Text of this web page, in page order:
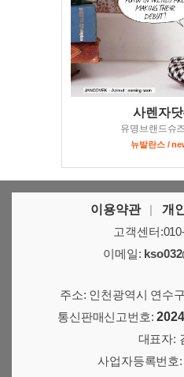
사렌자닷
유명브랜드슈
뉴발란스 /
이용약관 |
개
고객센터
이메일:
주소: 인천광역시 연수
통신판매신고번호:
대표자:
사업자등록번호